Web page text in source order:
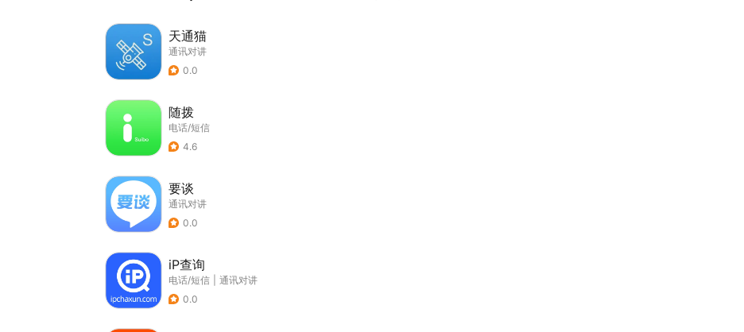
天通猫
通讯对讲
0.0
随拨
电话/短信
4.6
要谈
通讯对讲
0.0
iP查询
电话/短信
通讯对讲
0.0